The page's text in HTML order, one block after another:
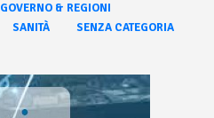
GOVERNO & REGIONI
SANITÀ
SENZA CATEGORIA